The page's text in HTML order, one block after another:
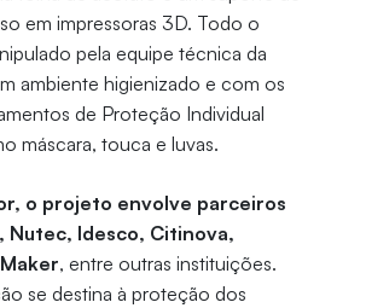
em impressoras 3D. Todo o
pela equipe técnica da
ambiente higienizado e com os
de Proteção Individual
máscara, touca e luvas.
o projeto envolve parceiros
Nutec, Idesco, Citinova,
, entre outras instituições.
se destina à proteção dos